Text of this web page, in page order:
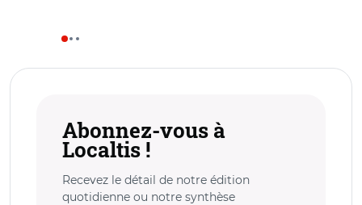
Abonnez-vous à
Localtis !
Recevez le détail de notre édition
quotidienne ou notre synthèse